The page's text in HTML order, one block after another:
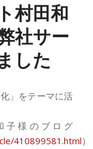
村田和
社サー
した
」をテーマに活
様のブログ
410899581.html）